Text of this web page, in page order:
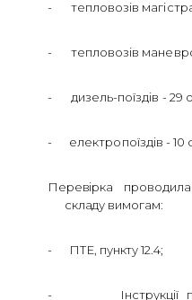
- тепловозів
- тепловозів
- дизель-поїздів - 29
- електропоїздів - 10
Перевірка
складу вимогам:
- ПТЕ, пункту 12.4;
-